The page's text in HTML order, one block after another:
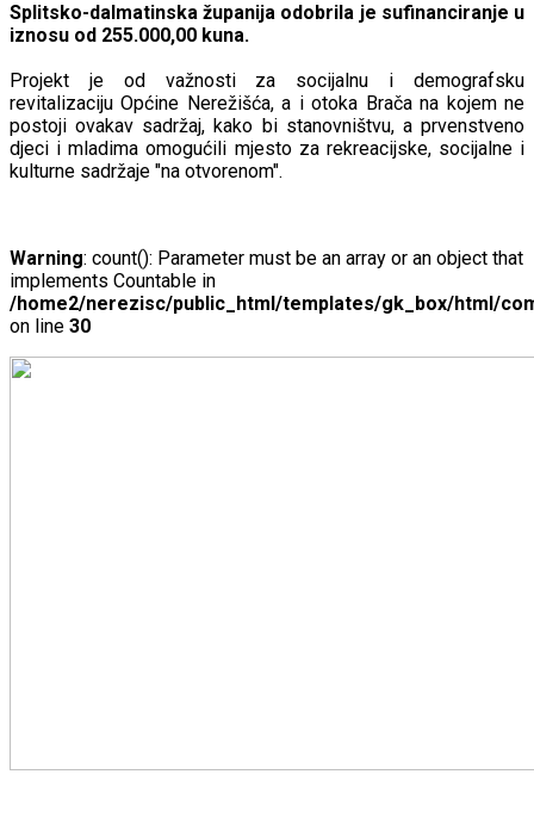
Splitsko-dalmatinska županija odobrila je sufinanciranje u
iznosu od 255.000,00 kuna.
Projekt je od važnosti za socijalnu i demografsku
revitalizaciju Općine Nerežišća, a i otoka Brača na kojem ne
postoji ovakav sadržaj, kako bi stanovništvu, a prvenstveno
djeci i mladima omogućili mjesto za rekreacijske, socijalne i
kulturne sadržaje "na otvorenom".
Warning: count(): Parameter must be an array or an object that
implements Countable in
/home2/nerezisc/public_html/templates/gk_box/html/
on line 30